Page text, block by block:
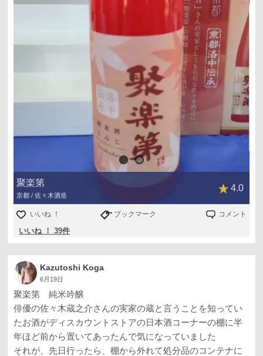
聚楽第
京都 / 佐々木酒造
4.0
いいね ！ ブックマーク コメント
いいね ！ 39件
Kazutoshi Koga
6月19日
聚楽第 純米吟醸
俳優の佐々木蔵之介さんの実家の蔵と言うことを知ってい
たお酒がディスカウントストアの日本酒コーナーの棚に半
年ほど前から置いてあったんで気になっていました
それが、先日行ったら、棚から外れて処分品のコンテナに